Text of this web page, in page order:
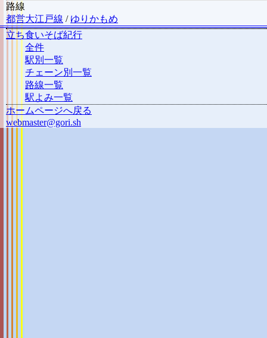
路線
都営大江戸線 / ゆりかもめ
立ち食いそば紀行
全件
駅別一覧
チェーン別一覧
路線一覧
駅よみ一覧
ホームページへ戻る
webmaster@gori.sh